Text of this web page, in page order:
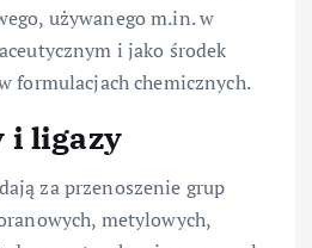
używanego m.in. w
i jako środek
formulacjach chemicznych.
i ligazy
za przenoszenie grup
metylowych,